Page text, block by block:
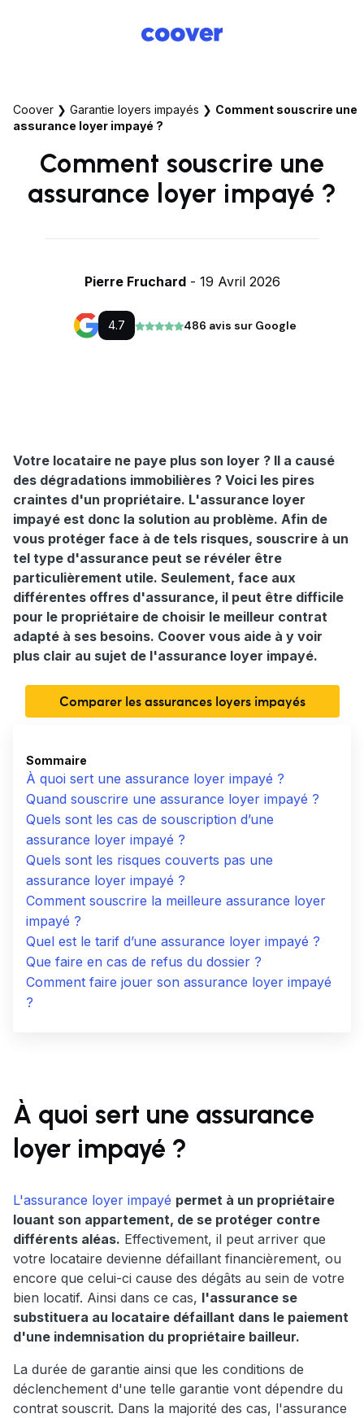
Coover ❯ Garantie loyers impayés ❯ Comment souscrire une
assurance loyer impayé ?
Comment souscrire une
assurance loyer impayé ?
Pierre Fruchard- 19 Avril 2026
4.7 486 avis sur Google
Votre locataire ne paye plus son loyer ? Il a causé
des dégradations immobilières ? Voici les pires
craintes d'un propriétaire. L'assurance loyer
impayé est donc la solution au problème. Afin de
vous protéger face à de tels risques, souscrire à un
tel type d'assurance peut se révéler être
particulièrement utile. Seulement, face aux
différentes offres d'assurance, il peut être difficile
pour le propriétaire de choisir le meilleur contrat
adapté à ses besoins. Coover vous aide à y voir
plus clair au sujet de l'assurance loyer impayé.
Comparer les assurances loyers impayés
Sommaire
À quoi sert une assurance loyer impayé ?
Quand souscrire une assurance loyer impayé ?
Quels sont les cas de souscription d’une
assurance loyer impayé ?
Quels sont les risques couverts pas une
assurance loyer impayé ?
Comment souscrire la meilleure assurance loyer
impayé ?
Quel est le tarif d’une assurance loyer impayé ?
Que faire en cas de refus du dossier ?
Comment faire jouer son assurance loyer impayé
?
À quoi sert une assurance
loyer impayé ?
L'assurance loyer impayé permet à un propriétaire
louant son appartement, de se protéger contre
différents aléas. Effectivement, il peut arriver que
votre locataire devienne défaillant financièrement, ou
encore que celui-ci cause des dégâts au sein de votre
bien locatif. Ainsi dans ce cas, l'assurance se
substituera au locataire défaillant dans le paiement
d'une indemnisation du propriétaire bailleur.
La durée de garantie ainsi que les conditions de
déclenchement d'une telle garantie vont dépendre du
contrat souscrit. Dans la majorité des cas, l'assurance